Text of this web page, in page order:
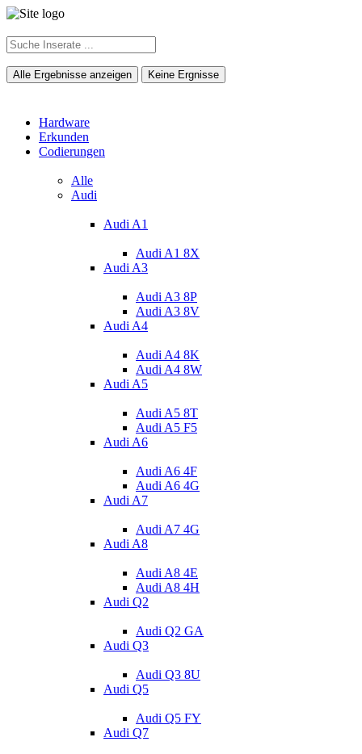
Alle Ergebnisse anzeigen Keine Ergnisse
Hardware
Erkunden
Codierungen
Alle
Audi
Audi A1
Audi A1 8X
Audi A3
Audi A3 8P
Audi A3 8V
Audi A4
Audi A4 8K
Audi A4 8W
Audi A5
Audi A5 8T
Audi A5 F5
Audi A6
Audi A6 4F
Audi A6 4G
Audi A7
Audi A7 4G
Audi A8
Audi A8 4E
Audi A8 4H
Audi Q2
Audi Q2 GA
Audi Q3
Audi Q3 8U
Audi Q5
Audi Q5 FY
Audi Q7